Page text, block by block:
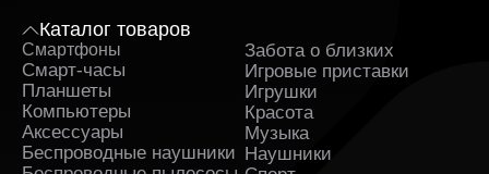
Каталог товаров
Смартфоны
Смарт-часы
Планшеты
Компьютеры
Аксессуары
Беспроводные наушники
Забота о близких
Игровые приставки
Игрушки
Красота
Музыка
Наушники